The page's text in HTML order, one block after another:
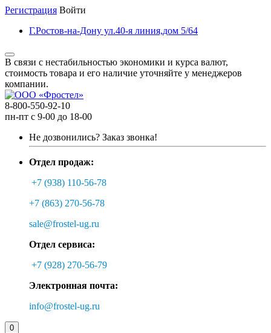
Регистрация Войти
Г.Ростов-на-Дону ул.40-я линия,дом 5/64
В связи с нестабильностью экономики и курса валют,
стоимость товара и его наличие уточняйте у менеджеров
компании.
8-800-550-92-10
пн-пт с 9-00 до 18-00
Не дозвонились? Заказ звонка!
Отдел продаж:
+7 (938) 110-56-78
+7 (863) 270-56-78
sale@frostel-ug.ru
Отдел сервиса:
+7 (928) 270-56-79
Электронная почта:
info@frostel-ug.ru
0